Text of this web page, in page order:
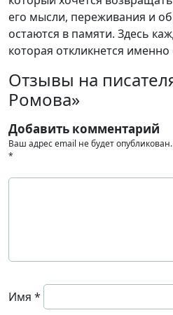
его мысли, переживания и
остаются в памяти. Здесь
которая откликнется именно
Отзывы на
Ромова»
Добавить комментарий
Ваш адрес email не будет опубликован.
*
Имя *